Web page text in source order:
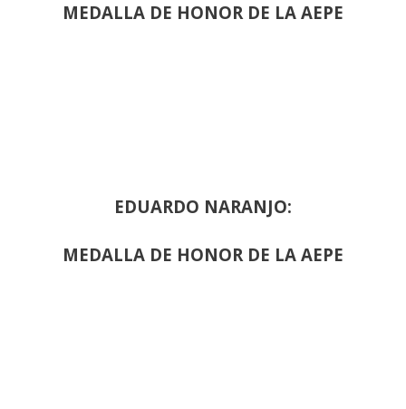
MEDALLA DE HONOR DE LA AEPE
EDUARDO NARANJO:
MEDALLA DE HONOR DE LA AEPE